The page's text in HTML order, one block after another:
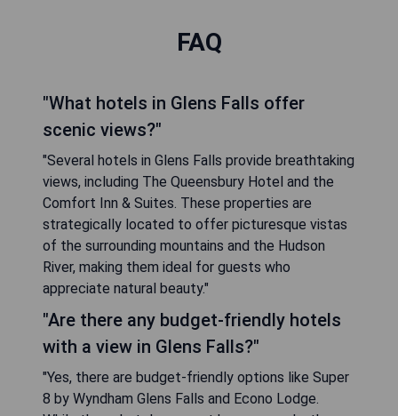
FAQ
"What hotels in Glens Falls offer
scenic views?"
"Several hotels in Glens Falls provide breathtaking
views, including The Queensbury Hotel and the
Comfort Inn & Suites. These properties are
strategically located to offer picturesque vistas
of the surrounding mountains and the Hudson
River, making them ideal for guests who
appreciate natural beauty."
"Are there any budget-friendly hotels
with a view in Glens Falls?"
"Yes, there are budget-friendly options like Super
8 by Wyndham Glens Falls and Econo Lodge.